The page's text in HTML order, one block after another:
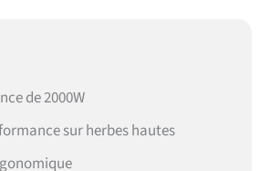
de 2000W
sur herbes hautes